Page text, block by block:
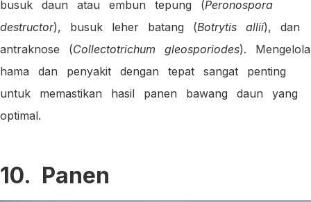
busuk daun atau embun tepung (Peronospora
destructor), busuk leher batang (Botrytis allii), dan
antraknose (Collectotrichum gleosporiodes). Mengelola
hama dan penyakit dengan tepat sangat penting
untuk memastikan hasil panen bawang daun yang
optimal.
10. Panen